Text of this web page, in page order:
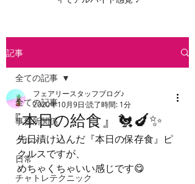
記事
全ての記事
事務所関係
グルメ
日常
チャトレテクニック
全ての記事
『本日の給食』🐔🍆✨
フェアリースタッフブログ♪
2020年10月9日 読了時間: 1分
先日漬け込んだ『本日の保存食』ピ
クルスですが、
めちゃくちゃいい感じです😋